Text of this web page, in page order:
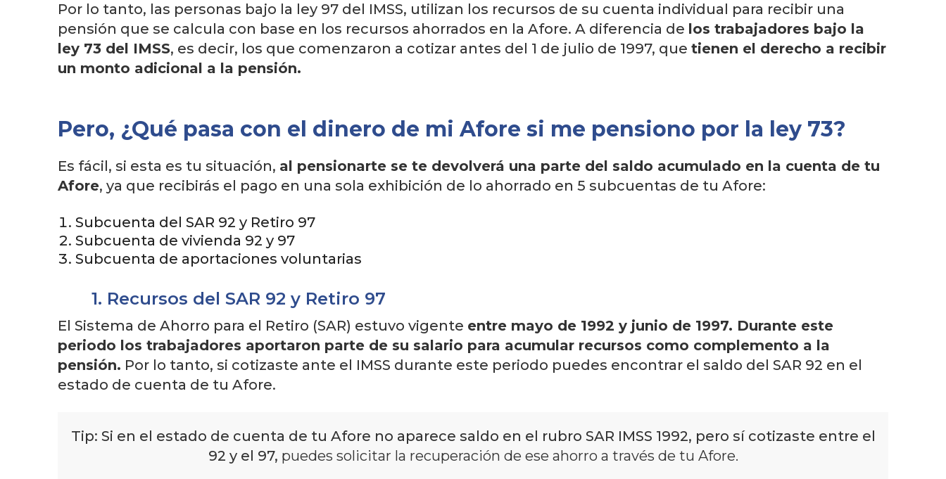
Por lo tanto, las personas bajo la ley 97 del IMSS, utilizan los recursos de su cuenta individual para recibir una
pensión que se calcula con base en los recursos ahorrados en la Afore. A diferencia de los trabajadores bajo la
ley 73 del IMSS, es decir, los que comenzaron a cotizar antes del 1 de julio de 1997, que tienen el derecho a recibir
un monto adicional a la pensión.
Pero, ¿Qué pasa con el dinero de mi Afore si me pensiono por la ley 73?
Es fácil, si esta es tu situación, al pensionarte se te devolverá una parte del saldo acumulado en la cuenta de tu
Afore, ya que recibirás el pago en una sola exhibición de lo ahorrado en 5 subcuentas de tu Afore:
Subcuenta del SAR 92 y Retiro 97
Subcuenta de vivienda 92 y 97
Subcuenta de aportaciones voluntarias
1. Recursos del SAR 92 y Retiro 97
El Sistema de Ahorro para el Retiro (SAR) estuvo vigente entre mayo de 1992 y junio de 1997. Durante este
periodo los trabajadores aportaron parte de su salario para acumular recursos como complemento a la
pensión. Por lo tanto, si cotizaste ante el IMSS durante este periodo puedes encontrar el saldo del SAR 92 en el
estado de cuenta de tu Afore.
Tip: Si en el estado de cuenta de tu Afore no aparece saldo en el rubro SAR IMSS 1992, pero sí cotizaste entre el
92 y el 97, puedes solicitar la recuperación de ese ahorro a través de tu Afore.